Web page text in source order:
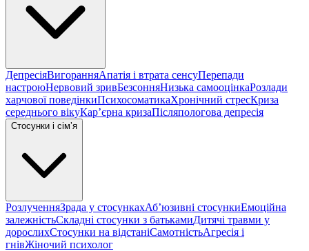
ДепресіяВигоранняАпатія і втрата сенсуПерепади
настроюНервовий зривБезсонняНизька самооцінкаРозлади
харчової поведінкиПсихосоматикаХронічний стресКриза
середнього вікуКарʼєрна кризаПісляпологова депресія
Стосунки і сімʼя
РозлученняЗрада у стосункахАбʼюзивні стосункиЕмоційна
залежністьСкладні стосунки з батькамиДитячі травми у
дорослихСтосунки на відстаніСамотністьАгресія і
гнівЖіночий психолог